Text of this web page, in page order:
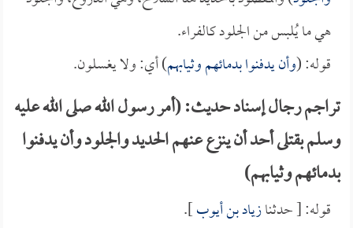
هي ما يُلبس من الجلود كالفراء.
قوله: (وأن يدفنوا بدمائهم وثيابهم) أي: ولا يغسلون.
تراجم رجال إسناد حديث: (أمر رسول الله صلى الله عليه
وسلم بقتلى أحد أن ينزع عنهم الحديد والجلود وأن يدفنوا
بدمائهم وثيابهم)
قوله: [ حدثنازياد بن أيوب].